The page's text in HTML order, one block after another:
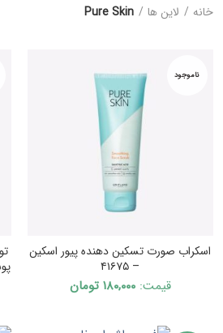
خانه لاین ها Pure Skin
ناموجود
اسکراب صورت تسکین دهنده پیور اسکین
– ۴۱۶۷۵
قیمت:۱۸۰,۰۰۰ تومان